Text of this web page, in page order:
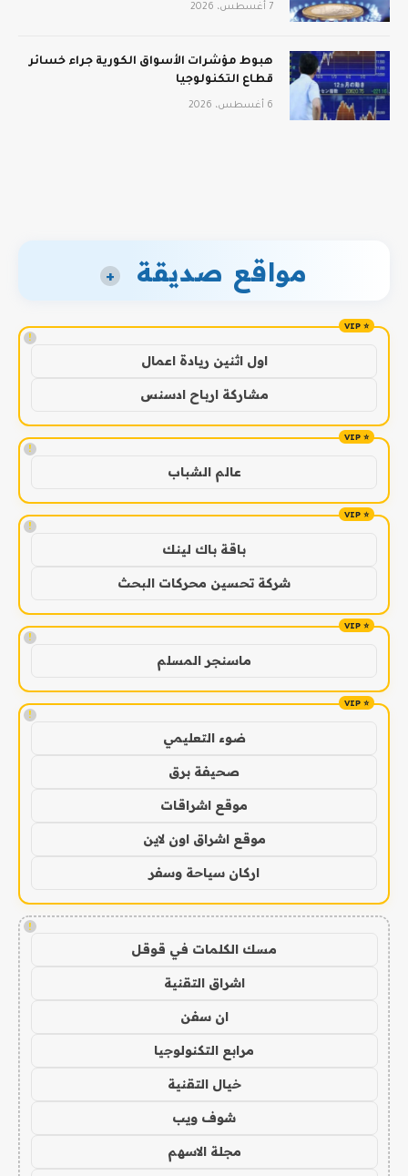
7 أغسطس، 2026
هبوط مؤشرات الأسواق الكورية جراء خسائر
قطاع التكنولوجيا
6 أغسطس، 2026
مواقع صديقة +
!
اول اثنين ريادة اعمال
مشاركة ارباح ادسنس
!
عالم الشباب
!
باقة باك لينك
شركة تحسين محركات البحث
!
ماسنجر المسلم
!
ضوء التعليمي
صحيفة برق
موقع اشراقات
موقع اشراق اون لاين
اركان سياحة وسفر
!
مسك الكلمات في قوقل
اشراق التقنية
ان سفن
مرابع التكنولوجيا
خيال التقنية
شوف ويب
مجلة الاسهم